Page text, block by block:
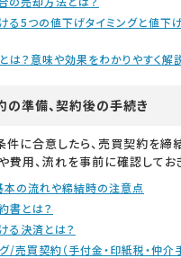
る5つの値下げタイミングと値下
は？意味や効果をわかりやすく解
の準備、契約後の手続き
に合意したら、売買契約を締
用、流れを事前に確認しておき
の流れや締結時の注意点
書とは？
る決済とは？
/売買契約（手付金・印紙税・仲介